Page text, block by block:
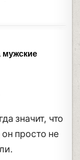
мужские
значит, что
просто не